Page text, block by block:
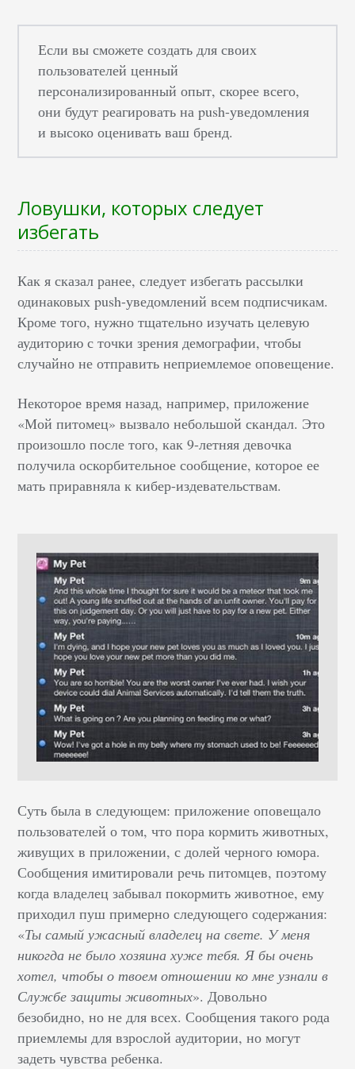
Если вы сможете создать для своих
пользователей ценный
персонализированный опыт, скорее всего,
они будут реагировать на push-уведомления
и высоко оценивать ваш бренд.
Ловушки, которых следует
избегать
Как я сказал ранее, следует избегать рассылки
одинаковых push-уведомлений всем подписчикам.
Кроме того, нужно тщательно изучать целевую
аудиторию с точки зрения демографии, чтобы
случайно не отправить неприемлемое оповещение.
Некоторое время назад, например, приложение
«Мой питомец» вызвало небольшой скандал. Это
произошло после того, как 9-летняя девочка
получила оскорбительное сообщение, которое ее
мать приравняла к кибер-издевательствам.
Суть была в следующем: приложение оповещало
пользователей о том, что пора кормить животных,
живущих в приложении, с долей черного юмора.
Сообщения имитировали речь питомцев, поэтому
когда владелец забывал покормить животное, ему
приходил пуш примерно следующего содержания:
«Ты самый ужасный владелец на свете. У меня
никогда не было хозяина хуже тебя. Я бы очень
хотел, чтобы о твоем отношении ко мне узнали в
Службе защиты животных». Довольно
безобидно, но не для всех. Сообщения такого рода
приемлемы для взрослой аудитории, но могут
задеть чувства ребенка.